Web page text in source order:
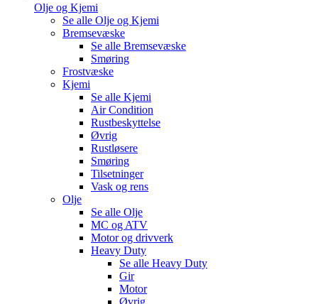
Olje og Kjemi
Se alle Olje og Kjemi
Bremsevæske
Se alle Bremsevæske
Smøring
Frostvæske
Kjemi
Se alle Kjemi
Air Condition
Rustbeskyttelse
Øvrig
Rustløsere
Smøring
Tilsetninger
Vask og rens
Olje
Se alle Olje
MC og ATV
Motor og drivverk
Heavy Duty
Se alle Heavy Duty
Gir
Motor
Øvrig